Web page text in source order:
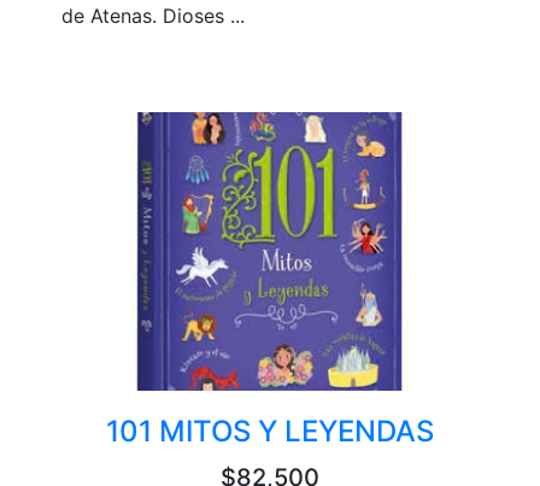
de Atenas. Dioses ...
101 MITOS Y LEYENDAS
$82,500